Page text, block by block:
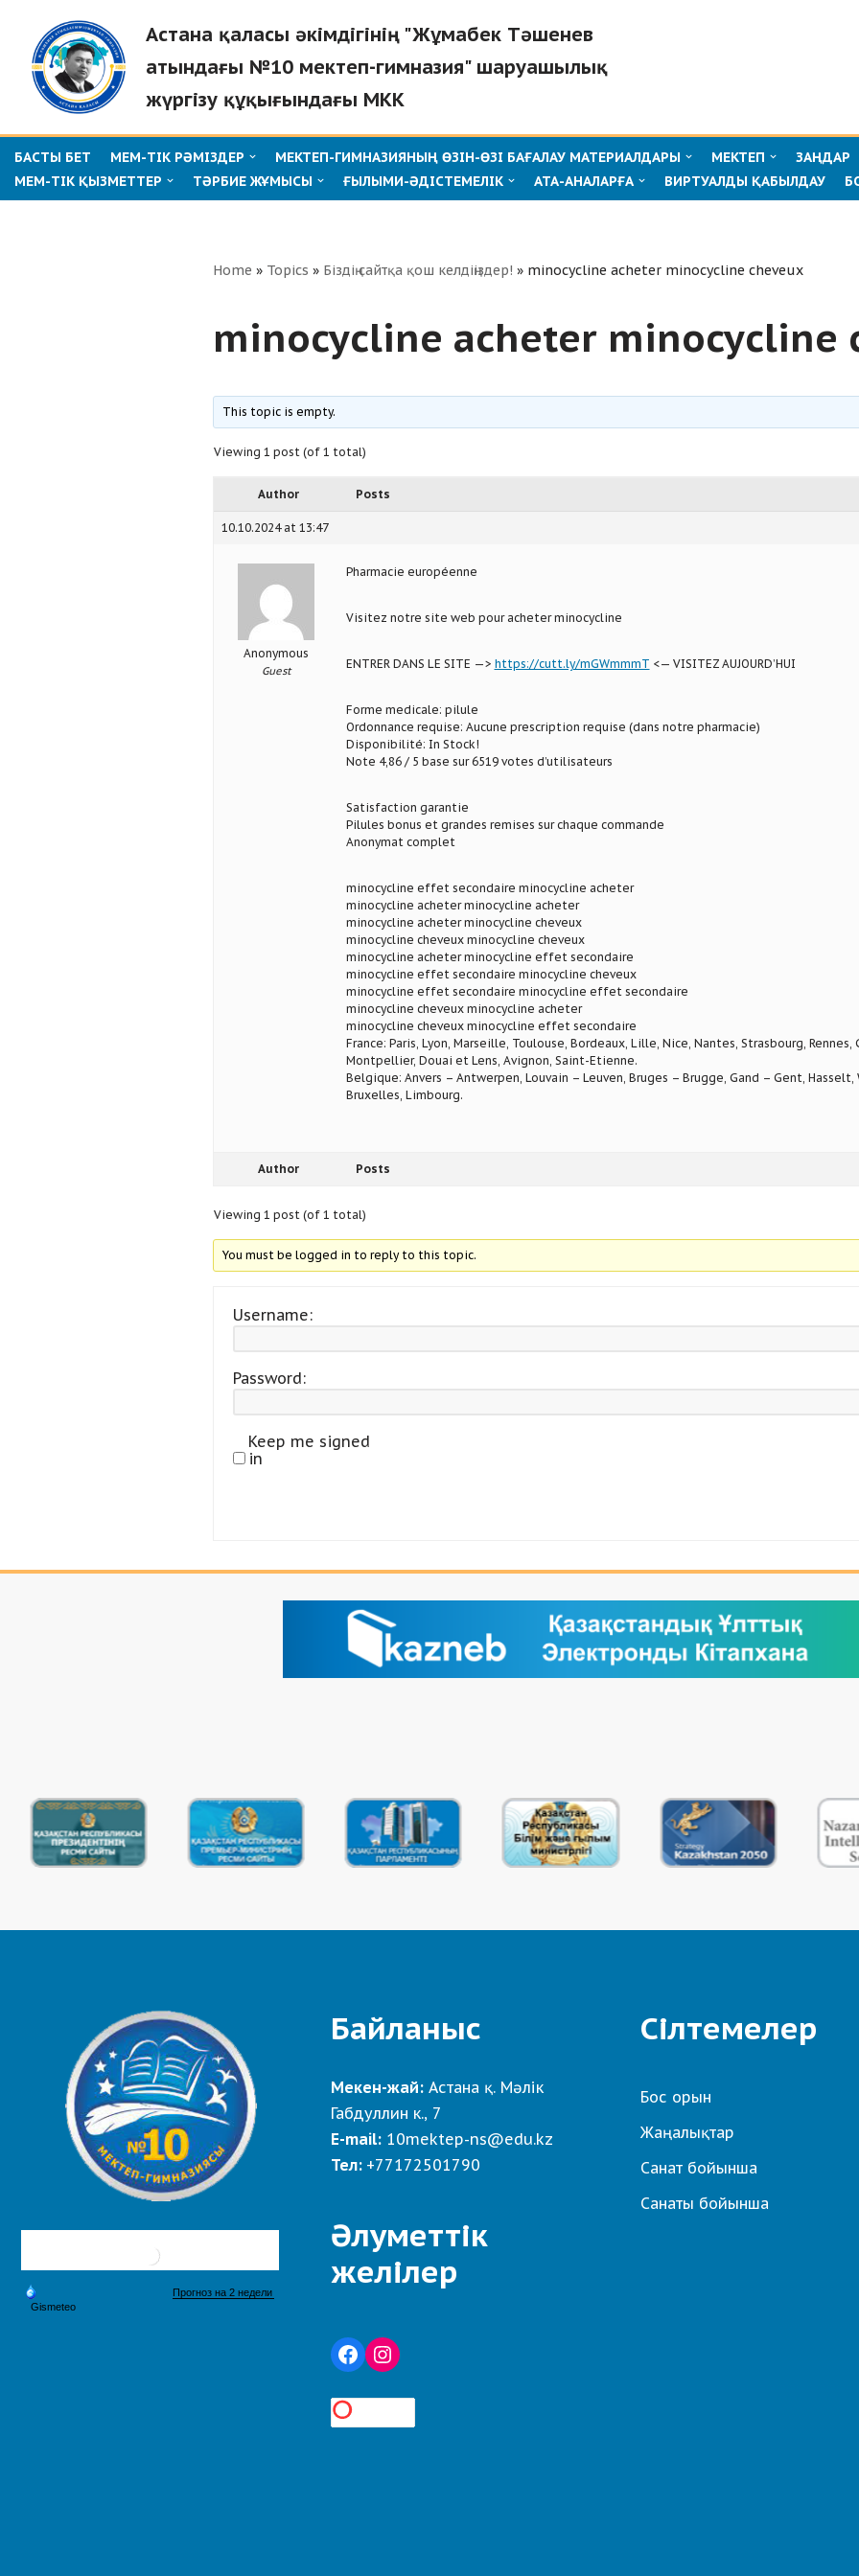
Skip
content
Астана қаласы әкімдігінің "Жұмабек Тәшенев
атындағы №10 мектеп-гимназия" шаруашылық
жүргізу құқығындағы МКК
БАСТЫ БЕТ МЕМ-ТІК РӘМІЗДЕР МЕКТЕП-ГИМНАЗИЯНЫҢ ӨЗІН-ӨЗІ БАҒАЛАУ МАТЕРИАЛДАРЫ МЕКТЕП ЗАҢДАР
МЕМ-ТІК ҚЫЗМЕТТЕР
ТӘРБИЕ ЖҰМЫСЫ ҒЫЛЫМИ-ӘДІСТЕМЕЛІК АТА-АНАЛАРҒА ВИРТУАЛДЫ ҚАБЫЛДАУ
Home » Topics » Біздің сайтқа қош келдіңіздер! » minocycline acheter minocycline cheveux
minocycline acheter minocycline
This topic is empty.
Viewing 1 post (of 1 total)
Author Posts
10.10.2024 at 13:47
Anonymous
Guest
Pharmacie européenne
Visitez notre site web pour acheter minocycline
ENTRER DANS LE SITE —> https://cutt.ly/mGWmmmT <— VISITEZ AUJOURD’HUI
Forme medicale: pilule
Ordonnance requise: Aucune prescription requise (dans notre pharmacie)
Disponibilité: In Stock!
Note 4,86 / 5 base sur 6519 votes d’utilisateurs
Satisfaction garantie
Pilules bonus et grandes remises sur chaque commande
Anonymat complet
minocycline effet secondaire minocycline acheter
minocycline acheter minocycline acheter
minocycline acheter minocycline cheveux
minocycline cheveux minocycline cheveux
minocycline acheter minocycline effet secondaire
minocycline effet secondaire minocycline cheveux
minocycline effet secondaire minocycline effet secondaire
minocycline cheveux minocycline acheter
minocycline cheveux minocycline effet secondaire
France: Paris, Lyon, Marseille, Toulouse, Bordeaux, Lille, Nice, Nantes, Strasbourg, Rennes,
Montpellier, Douai et Lens, Avignon, Saint-Etienne.
Belgique: Anvers – Antwerpen, Louvain – Leuven, Bruges – Brugge, Gand – Gent, Hasselt,
Bruxelles, Limbourg.
Author Posts
Viewing 1 post (of 1 total)
You must be logged in to reply to this topic.
Username:
Password:
Keep me signed
in
Байланыс
Мекен-жай: Астана қ. Мәлік
Габдуллин к., 7
E-mail: 10mektep-ns@edu.kz
Тел: +77172501790
Әлуметтік
желілер
Сілтемелер
Бос орын
Жаңалықтар
Санат бойынша
Санаты бойынша